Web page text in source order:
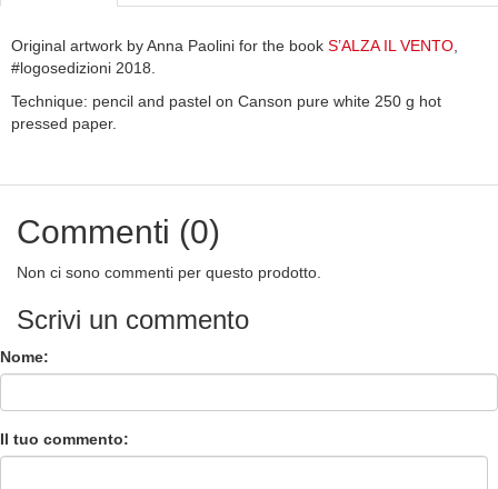
Original artwork by Anna Paolini for the book S’ALZA IL VENTO,
#logosedizioni 2018.
Technique: pencil and pastel on Canson pure white 250 g hot
pressed paper.
Commenti (0)
Non ci sono commenti per questo prodotto.
Scrivi un commento
Nome:
Il tuo commento: